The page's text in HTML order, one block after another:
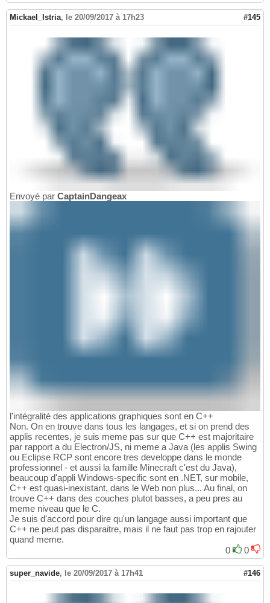
Mickael_Istria, le 20/09/2017 à 17h23 #145
Envoyé par CaptainDangeax
l'intégralité des applications graphiques sont en C++
Non. On en trouve dans tous les langages, et si on prend des
applis recentes, je suis meme pas sur que C++ est majoritaire
par rapport a du Electron/JS, ni meme a Java (les applis Swing
ou Eclipse RCP sont encore tres developpe dans le monde
professionnel - et aussi la famille Minecraft c'est du Java),
beaucoup d'appli Windows-specific sont en .NET, sur mobile,
C++ est quasi-inexistant, dans le Web non plus... Au final, on
trouve C++ dans des couches plutot basses, a peu pres au
meme niveau que le C.
Je suis d'accord pour dire qu'un langage aussi important que
C++ ne peut pas disparaitre, mais il ne faut pas trop en rajouter
quand meme.
0
0
super_navide, le 20/09/2017 à 17h41 #146